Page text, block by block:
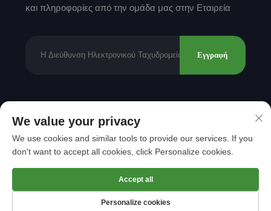
και πληροφορίες από την ομάδα μας στην Εταιρεία
Εγγραφή
Shantou Mingda Textile Co., Ltd.
Απορρήτου
Μετακίνηση στην κορυφή
We value your privacy
We use cookies and similar tools to provide our services. If you
don't want to accept all cookies, click Personalize cookies.
Personalize cookies
Accept all